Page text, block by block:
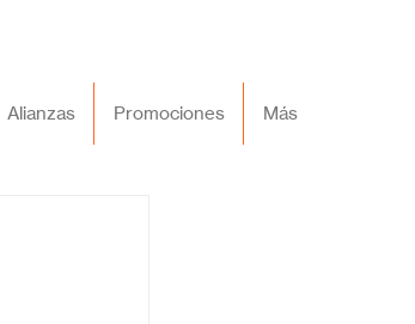
Alianzas Promociones Más